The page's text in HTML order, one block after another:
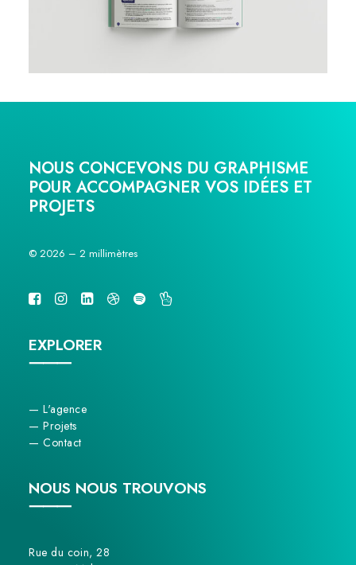
NOUS CONCEVONS DU GRAPHISME
POUR ACCOMPAGNER VOS IDÉES ET
PROJETS
© 2026 – 2 millimètres
EXPLORER
⸻
— L'agence
— Projets
— Contact
NOUS NOUS TROUVONS
⸻
Rue du coin, 28